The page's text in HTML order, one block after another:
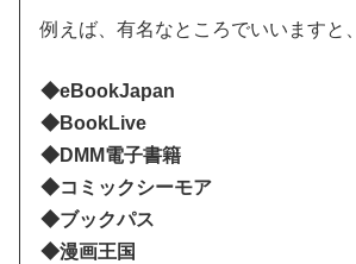
例えば、有名なところでいいますと、
◆eBookJapan
◆BookLive
◆DMM電子書籍
◆コミックシーモア
◆ブックパス
◆漫画王国